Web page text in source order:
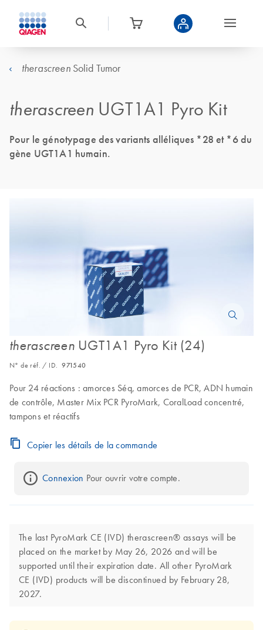
therascreenSolid Tumor
therascreen UGT1A1 Pyro Kit
Pour le génotypage des variants alléliques *28 et *6 du
gène UGT1A1 humain.
therascreenUGT1A1 Pyro Kit (24)
N° de réf. / ID.971540
Pour 24 réactions : amorces Séq, amorces de PCR, ADN humain
de contrôle, Master Mix PCR PyroMark, CoralLoad concentré,
tampons et réactifs
Copier les détails de la commande
Connexion Pour ouvrir votre compte.
The last PyroMark CE (IVD) therascreen® assays will be
placed on the market by May 26, 2026 and will be
supported until their expiration date. All other PyroMark
CE (IVD) products will be discontinued by February 28,
2027.